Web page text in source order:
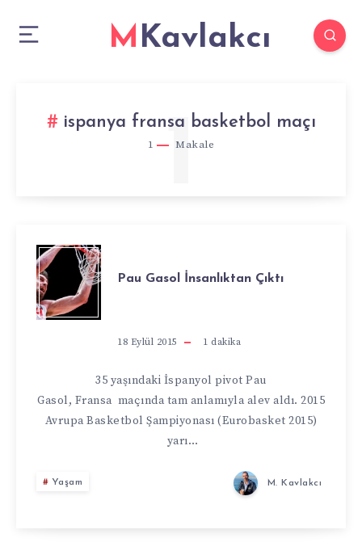
MKavlakcı
ispanya fransa basketbol maçı
1 Makale
1
PAU
GASOL
İNSANLIKTAN
ÇIKTI
Pau Gasol İnsanlıktan Çıktı
18 Eylül 2015 1 dakika
35 yaşındaki İspanyol pivot Pau
Gasol, Fransa maçında tam anlamıyla alev aldı. 2015
Avrupa Basketbol Şampiyonası (Eurobasket 2015)
yarı…
Yaşam M. Kavlakcı